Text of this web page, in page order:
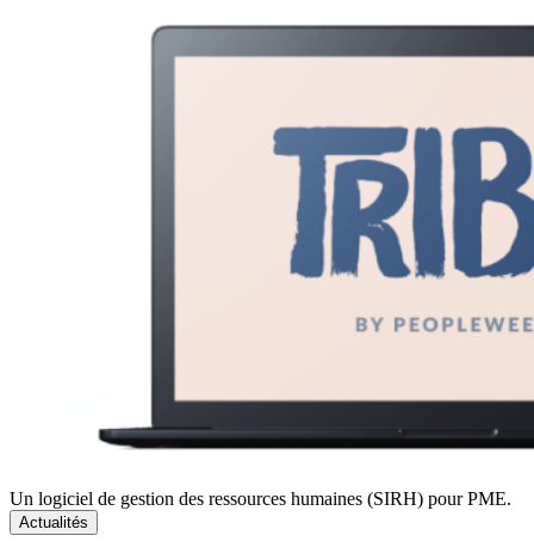
Un logiciel de gestion des ressources humaines (SIRH) pour PME.
Actualités